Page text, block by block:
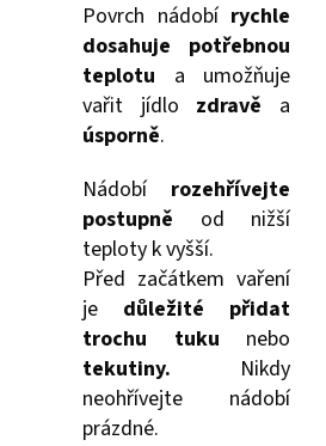
Povrch nádobí rychle
dosahuje potřebnou
teplotu a umožňuje
vařit jídlo zdravě a
úsporně.
Nádobí rozehřívejte
postupně od nižší
teploty k vyšší.
Před začátkem vaření
je důležité přidat
trochu tuku nebo
tekutiny. Nikdy
neohřívejte nádobí
prázdné.